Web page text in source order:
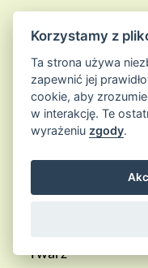
Wszystkie
Twarz
Korzystamy z
Ta strona używa
zapewnić jej
cookie, aby
w interakcję. Te
wyrażeniu zgody.